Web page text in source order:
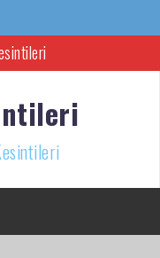
Haber Kaynağı